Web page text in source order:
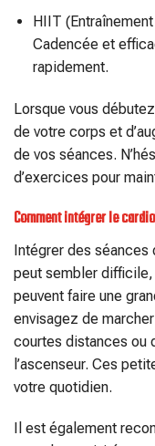
HIIT
Cadencée et
rapidement.
Lorsque vous
de votre corps et
de vos séances.
d’exercices pour
Comment intégrer le
Intégrer des séances
peut sembler
peuvent faire une
envisagez de
courtes distances ou
l’ascenseur. Ces
votre quotidien.
Il est également